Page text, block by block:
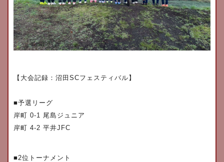
【大会記録：沼田 SCフェスティバル】
​■予選リーグ
岸町 0-1 尾島ジュニア
岸町 4-2 平井JFC
​■2位トーナメント